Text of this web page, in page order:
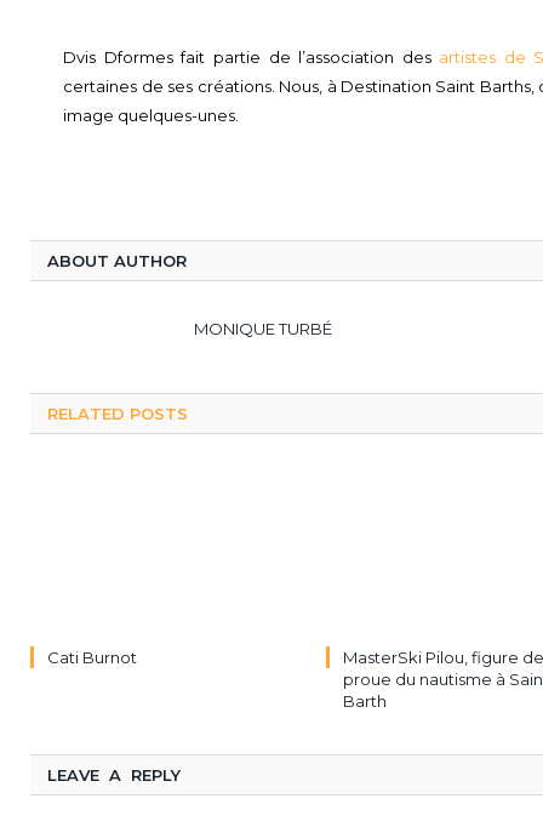
Dvis Dformes fait partie de l’association des artistes de
certaines de ses créations. Nous, à Destination Saint
image quelques-unes.
ABOUT AUTHOR
MONIQUE TURBÉ
RELATED POSTS
Cati Burnot
MasterSki Pilou, figure de
proue du nautisme à
Barth
LEAVE A REPLY